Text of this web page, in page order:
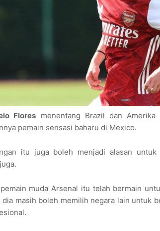
Flores menentang Brazil dan Amerika
pemain sensasi baharu di Mexico.
itu juga boleh menjadi alasan
muda Arsenal itu telah bermain
dia masih boleh memilih negara lain untuk